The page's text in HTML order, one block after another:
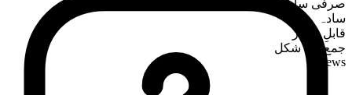
صرفی ساخت
سادہ
قابلِ شمار
جمع کی شکل
Jews